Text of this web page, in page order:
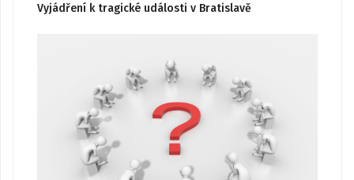
Vyjádření k tragické události v Bratislavě